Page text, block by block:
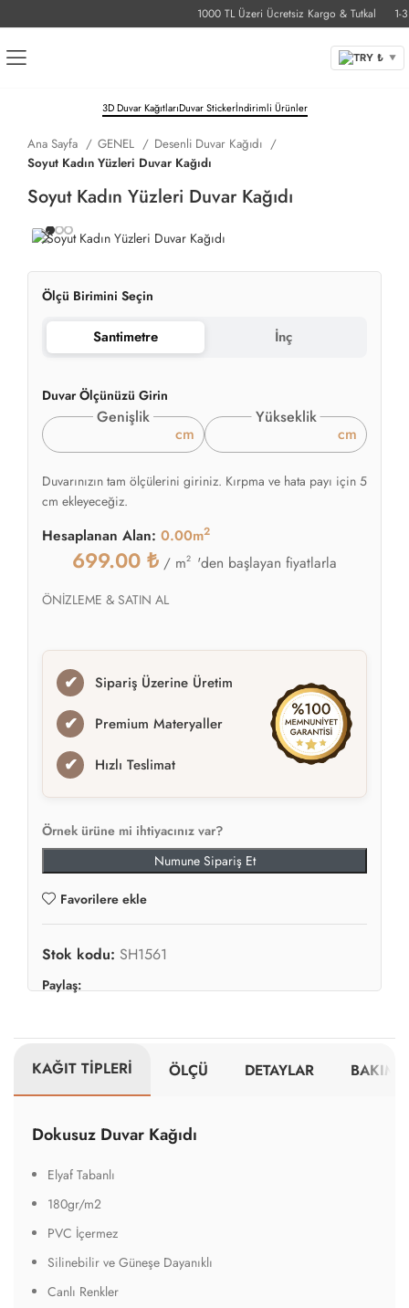
1000 TL Üzeri Ücretsiz Kargo & Tutkal 1-3
TRY ₺ ▼
3D Duvar KağıtlarıDuvar Stickerİndirimli Ürünler
Ana Sayfa GENEL
Desenli Duvar Kağıdı
Soyut Kadın Yüzleri Duvar Kağıdı
Soyut Kadın Yüzleri Duvar Kağıdı
Ölçü Birimini Seçin
Santimetre İnç
Duvar Ölçünüzü Girin
Genişlik
cm
Yükseklik
cm
Duvarınızın tam ölçülerini giriniz. Kırpma ve hata payı için 5
cm ekleyeceğiz.
Hesaplanan Alan: 0.00m2
699.00 ₺ / m2 'den başlayan fiyatlarla
ÖNİZLEME & SATIN AL
✔ Sipariş Üzerine Üretim
✔ Premium Materyaller
✔ Hızlı Teslimat
Örnek ürüne mi ihtiyacınız var?
Numune Sipariş Et
Favorilere ekle
Stok kodu: SH1561
Paylaş:
KAĞIT TİPLERİ ÖLÇÜ DETAYLAR BAKIM
Dokusuz Duvar Kağıdı
Elyaf Tabanlı
180gr/m2
PVC İçermez
Silinebilir ve Güneşe Dayanıklı
Canlı Renkler